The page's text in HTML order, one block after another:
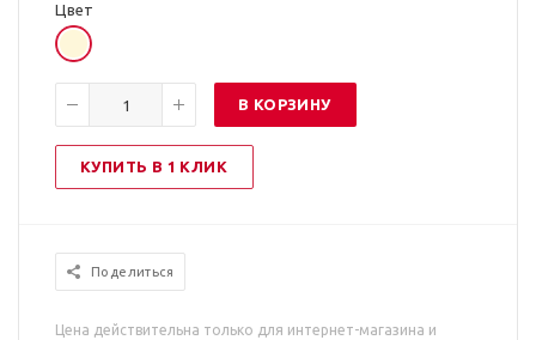
Цвет
В КОРЗИНУ
КУПИТЬ В 1 КЛИК
Поделиться
Цена действительна только для интернет-магазина и